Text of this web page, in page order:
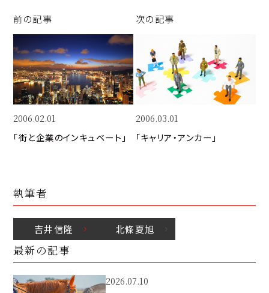
Li
n
k
o
o
k
I
n
前の記事
2006.02.01
「街と企業のインキュベート」
次の記事
2006.03.01
「キャリア・アンカー」
執筆者
吉井信隆 北條夏旭
最新の記事
2026.07.10